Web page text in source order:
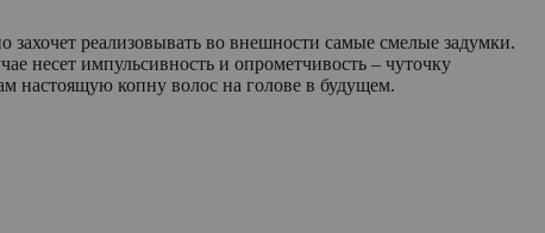
реализовывать во внешности самые смелые задумки.
несет импульсивность и опрометчивость – чуточку
настоящую копну волос на голове в будущем.